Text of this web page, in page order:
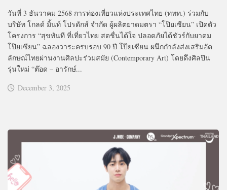
วันที่ 3 ธันวาคม 2568 การท่องเที่ยวแห่งประเทศไทย (ททท.) ร่วมกับ
บริษัท โกลด์ มิ้นท์ โปรดักส์ จำกัด ผู้ผลิตยาดมตรา “โป๊ยเซียน” เปิดตัว
โครงการ “สุขทันที ที่เที่ยวไทย สดชื่นได้ใจ ปลอดภัยได้ชัวร์กับยาดม
โป๊ยเซียน” ฉลองวาระครบรอบ 90 ปี โป๊ยเซียน ผนึกกำลังส่งเสริมอัต
ลักษณ์ไทยผ่านงานศิลปะร่วมสมัย (Contemporary Art) โดยดึงศิลปิน
รุ่นใหม่ “ต๊อด – อารักษ์...
December 3, 2025